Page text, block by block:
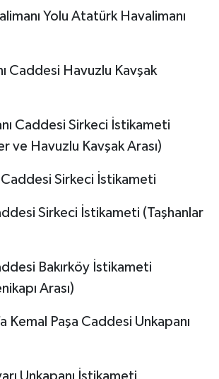
Yolu Atatürk Havalimanı
Caddesi Havuzlu Kavşak
Caddesi Sirkeci İstikameti
ve Havuzlu Kavşak Arası)
Sirkeci İstikameti
Sirkeci İstikameti (Taşhanlar
Bakırköy İstikameti
Arası)
Kemal Paşa Caddesi Unkapanı
Unkapanı İstikameti